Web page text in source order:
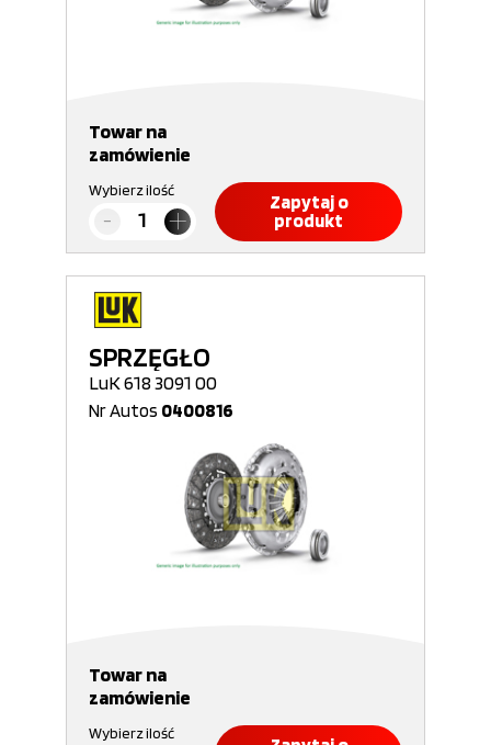
Towar na
zamówienie
Wybierz ilość
Zapytaj o
produkt
SPRZĘGŁO
LuK 618 3091 00
Nr Autos 0400816
Towar na
zamówienie
Wybierz ilość